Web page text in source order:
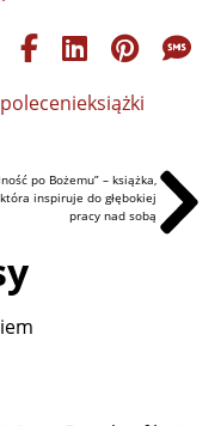
polecenieksiążki
po Bożemu” – książka,
która inspiruje do głębokiej
pracy nad sobą